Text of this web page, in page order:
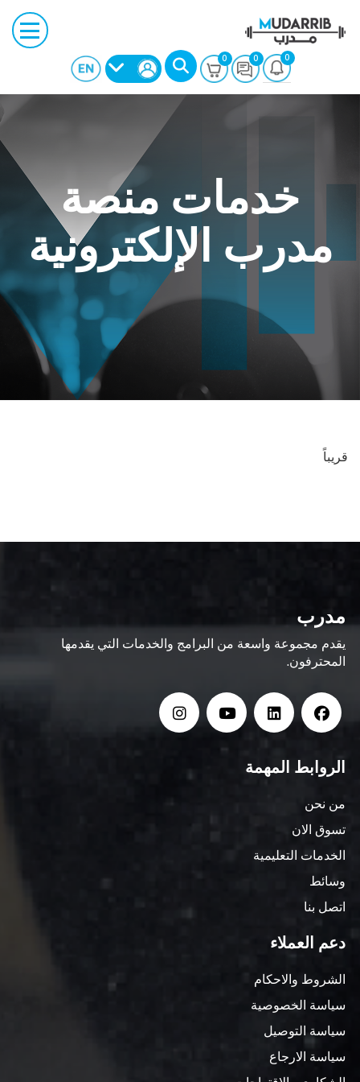
0
0
0
بحث
خدمات منصة
مدرب الإلكترونية
قريباً
مدرب
يقدم مجموعة واسعة من البرامج والخدمات التي يقدمها
المحترفون.
الروابط المهمة
من نحن
تسوق الان
الخدمات التعليمية
وسائط
اتصل بنا
دعم العملاء
الشروط والاحكام
سياسة الخصوصية
سياسة التوصيل
سياسة الارجاع